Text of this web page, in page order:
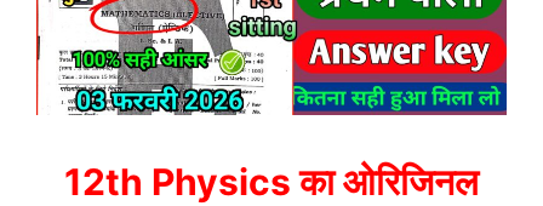
12th Physics का ओरिजिनल